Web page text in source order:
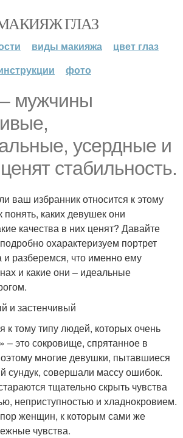
ГЛАЗ
виды макияжа
цвет глаз
фото
мужчины
усердные и
стабильность.
ваш избранник относится к этому
понять, каких девушек они
качества в них ценят? Давайте
охарактеризуем портрет
разберемся, что именно ему
и какие они – идеальные
и застенчивый
к тому типу людей, которых очень
– это сокровище, спрятанное в
многие девушки, пытавшиеся
сундук, совершали массу ошибок.
тщательно скрыть чувства
неприступностью и хладнокровием.
женщин, к которым сами же
чувства.